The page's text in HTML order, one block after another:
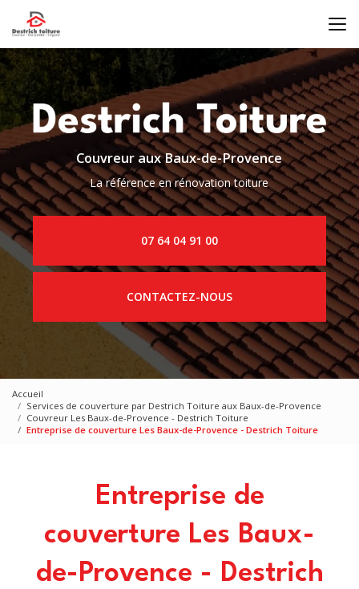
contenu
principal
Couvreur aux Baux-de-Provence
La référence en rénovation toiture
07 64 04 91 00
CONTACTEZ-NOUS
Accueil
Services de couverture par Destrich Toiture aux Baux-de-Provence
Couvreur Les Baux-de-Provence - Destrich Toiture
Entreprise de couverture Les Baux-de-Provence - Destrich Toiture
Entreprise de
couverture Les Baux-
de-Provence - Destrich